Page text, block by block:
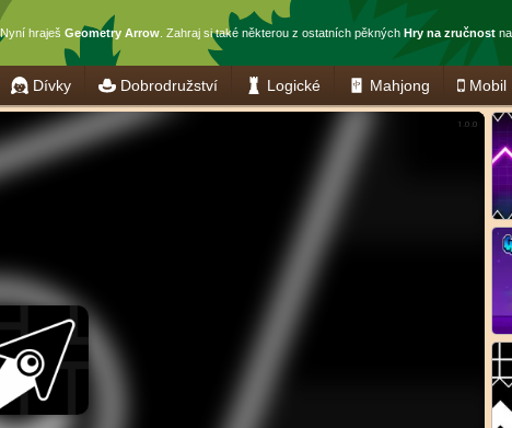
Nyní hraješ Geometry Arrow . Zahraj si také některou z ostatních pěkných Hry na zručnost
Dívky Dobrodružství Logické Mahjong Mobil